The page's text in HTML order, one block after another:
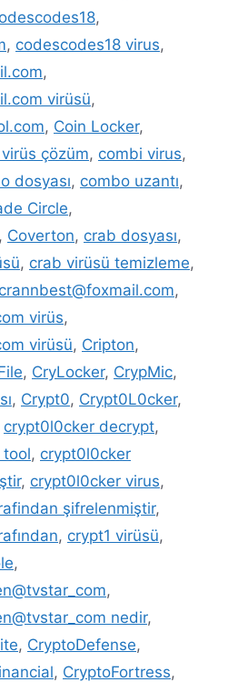
,
, codescodes18 virus,
,
virüsü,
, Coin Locker,
çözüm, combi virus,
dosyası, combo uzantı,
Circle,
, Coverton, crab dosyası,
, crab virüsü temizleme,
crannbest@foxmail.com,
virüs,
virüsü, Cripton,
, CryLocker, CrypMic,
, Crypt0, Crypt0L0cker,
crypt0l0cker decrypt,
, crypt0l0cker
, crypt0l0cker virus,
şifrelenmiştir,
, crypt1 virüsü,
,
,
nedir,
, CryptoDefense,
, CryptoFortress,